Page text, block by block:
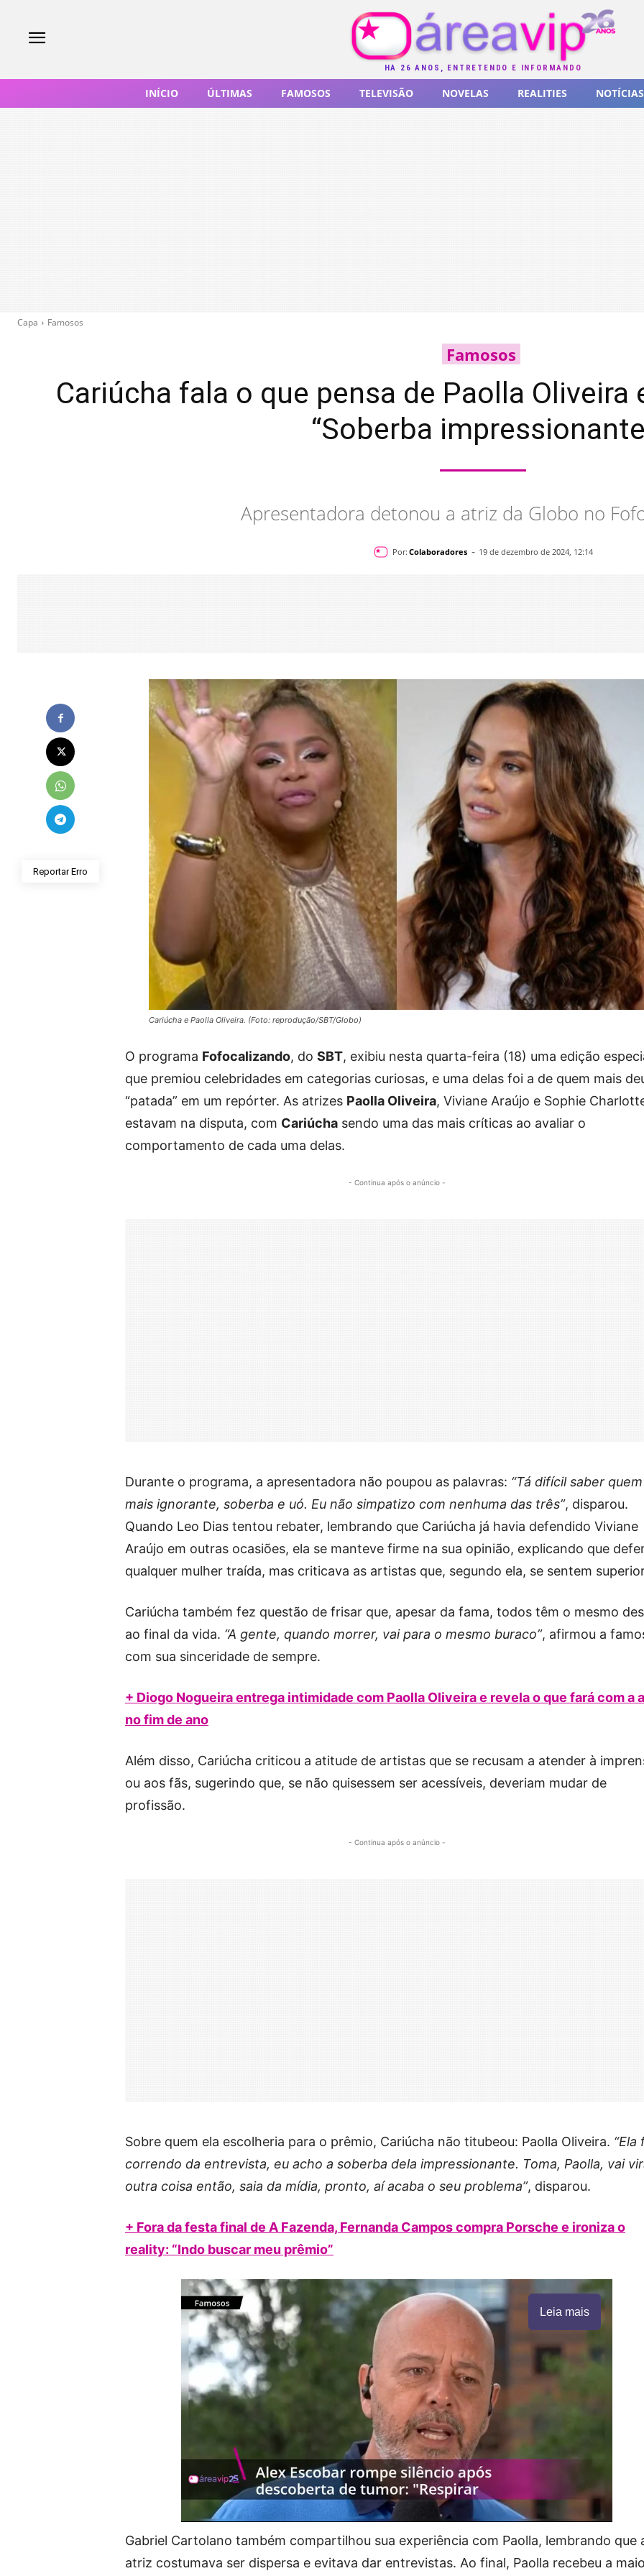
HÁ 26 ANOS, ENTRETENDO E INFORMANDO
INÍCIO ÚLTIMAS FAMOSOS TELEVISÃO NOVELAS REALITIES NOTÍCIAS
Capa Famosos
Famosos
Cariúcha fala o que pensa de Paolla
“Soberba
Apresentadora detonou a atriz da Globo no
Por: Colaboradores - 19 de dezembro de 2024, 12:14
Reportar Erro
Cariúcha e Paolla Oliveira. (Foto: reprodução/SBT/Globo)
O programa Fofocalizando, do SBT, exibiu nesta quarta-feira (18) uma edição
que premiou celebridades em categorias curiosas, e uma delas foi a de quem mais
“patada” em um repórter. As atrizes Paolla Oliveira, Viviane Araújo e Sophie
estavam na disputa, com Cariúcha sendo uma das mais críticas ao avaliar o
comportamento de cada uma delas.
- Continua após o anúncio -
Durante o programa, a apresentadora não poupou as palavras: “Tá difícil saber
mais ignorante, soberba e uó. Eu não simpatizo com nenhuma das três”, disparou.
Quando Leo Dias tentou rebater, lembrando que Cariúcha já havia defendido Viviane
Araújo em outras ocasiões, ela se manteve firme na sua opinião, explicando que
qualquer mulher traída, mas criticava as artistas que, segundo ela, se sentem
Cariúcha também fez questão de frisar que, apesar da fama, todos têm o mesmo
ao final da vida. “A gente, quando morrer, vai para o mesmo buraco”, afirmou a
com sua sinceridade de sempre.
+ Diogo Nogueira entrega intimidade com Paolla Oliveira e revela o que fará com a
no fim de ano
Além disso, Cariúcha criticou a atitude de artistas que se recusam a atender à
ou aos fãs, sugerindo que, se não quisessem ser acessíveis, deveriam mudar de
profissão.
- Continua após o anúncio -
Sobre quem ela escolheria para o prêmio, Cariúcha não titubeou: Paolla Oliveira. “Ela
correndo da entrevista, eu acho a soberba dela impressionante. Toma, Paolla, vai
outra coisa então, saia da mídia, pronto, aí acaba o seu problema”, disparou.
+ Fora da festa final de A Fazenda, Fernanda Campos compra Porsche e ironiza o
reality: “Indo buscar meu prêmio”
Leia mais
Gabriel Cartolano também compartilhou sua experiência com Paolla, lembrando que
atriz costumava ser dispersa e evitava dar entrevistas. Ao final, Paolla recebeu a